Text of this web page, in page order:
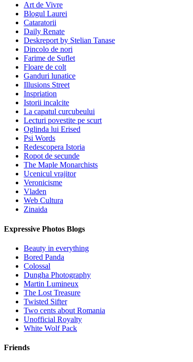
Art de Vivre
Blogul Laurei
Cataratorii
Daily Renate
Deskreport by Stelian Tanase
Dincolo de nori
Farime de Suflet
Floare de colt
Ganduri lunatice
Illusions Street
Inspriation
Istorii incalcite
La capatul curcubeului
Lecturi povestite pe scurt
Oglinda lui Erised
Psi Words
Redescopera Istoria
Ropot de secunde
The Maple Monarchists
Ucenicul vrajitor
Veronicisme
Vladen
Web Cultura
Zinaida
Expressive Photos Blogs
Beauty in everything
Bored Panda
Colossal
Dungha Photography
Martin Lumineux
The Lost Treasure
Twisted Sifter
Two cents about Romania
Unofficial Royalty
White Wolf Pack
Friends